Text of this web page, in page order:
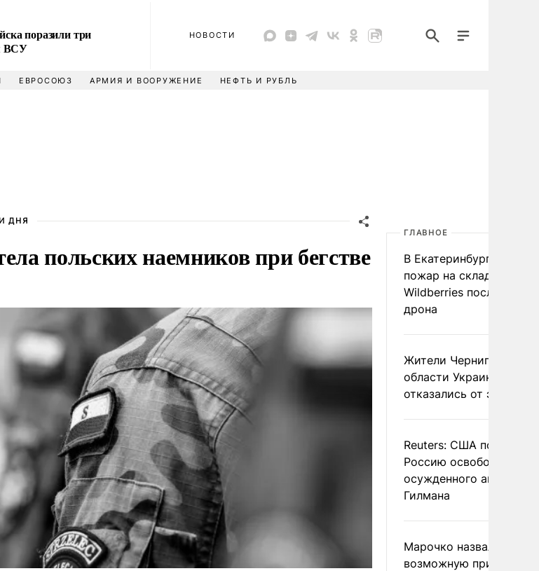
поразили три
ВСУ
НОВОСТИ
ЕВРОСОЮЗ АРМИЯ И ВООРУЖЕНИЕ НЕФТЬ И РУБЛЬ
ДНЯ
польских наемников при бегстве
ГЛАВНОЕ
В Екатеринбурге
пожар на складе
Wildberries после атаки
дрона
Жители Черниговской
области Украины
отказались от
Reuters: США
Россию освободить
осужденного
Гилмана
Марочко назвал
возможную причину